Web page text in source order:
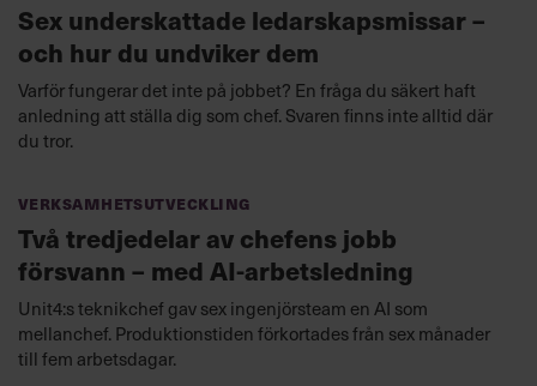
Sex underskattade ledarskapsmissar –
och hur du undviker dem
Varför fungerar det inte på jobbet? En fråga du säkert haft
anledning att ställa dig som chef. Svaren finns inte alltid där
du tror.
Verksamhetsutveckling
Två tredjedelar av chefens jobb
försvann – med AI-arbetsledning
Unit4:s teknikchef gav sex ingenjörsteam en AI som
mellanchef. Produktionstiden förkortades från sex månader
till fem arbetsdagar.